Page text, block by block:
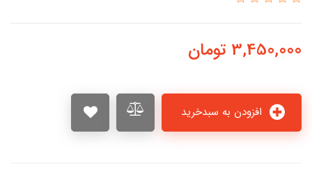
3,450,000 تومان